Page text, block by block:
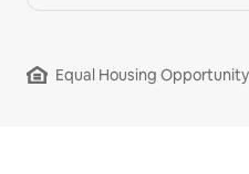
Equal Housing Opportunity